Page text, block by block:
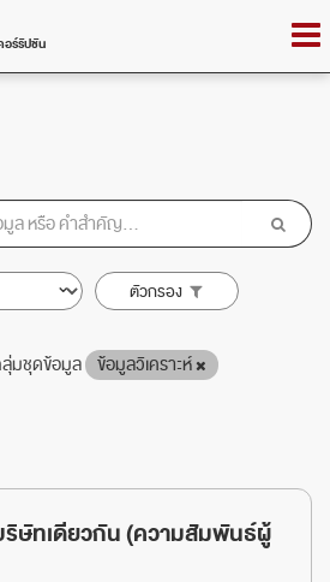
ร์รัปชัน
ตัวกรอง
มชุดข้อมูล ข้อมูลวิเคราะห์
ริษัทเดียวกัน (ความสัมพันธ์ผู้